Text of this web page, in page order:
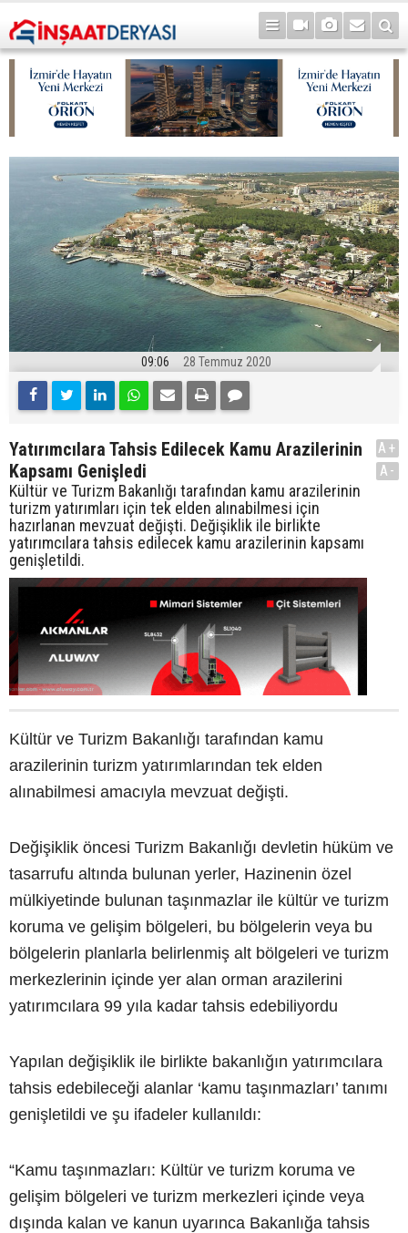
09:06 28 Temmuz 2020
Yatırımcılara Tahsis Edilecek Kamu Arazilerinin
Kapsamı Genişledi
Kültür ve Turizm Bakanlığı tarafından kamu arazilerinin
turizm yatırımları için tek elden alınabilmesi için
hazırlanan mevzuat değişti. Değişiklik ile birlikte
yatırımcılara tahsis edilecek kamu arazilerinin kapsamı
genişletildi.
A+
A-
Kültür ve Turizm Bakanlığı tarafından kamu
arazilerinin turizm yatırımlarından tek elden
alınabilmesi amacıyla mevzuat değişti.
Değişiklik öncesi Turizm Bakanlığı devletin hüküm ve
tasarrufu altında bulunan yerler, Hazinenin özel
mülkiyetinde bulunan taşınmazlar ile kültür ve turizm
koruma ve gelişim bölgeleri, bu bölgelerin veya bu
bölgelerin planlarla belirlenmiş alt bölgeleri ve turizm
merkezlerinin içinde yer alan orman arazilerini
yatırımcılara 99 yıla kadar tahsis edebiliyordu
Yapılan değişiklik ile birlikte bakanlığın yatırımcılara
tahsis edebileceği alanlar ‘kamu taşınmazları’ tanımı
genişletildi ve şu ifadeler kullanıldı:
“Kamu taşınmazları: Kültür ve turizm koruma ve
gelişim bölgeleri ve turizm merkezleri içinde veya
dışında kalan ve kanun uyarınca Bakanlığa tahsis